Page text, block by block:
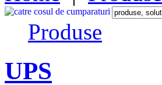
Produse
UPS